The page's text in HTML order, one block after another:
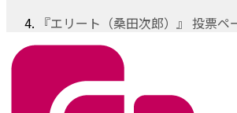
『エリート（桑田次郎）』 投票ペ